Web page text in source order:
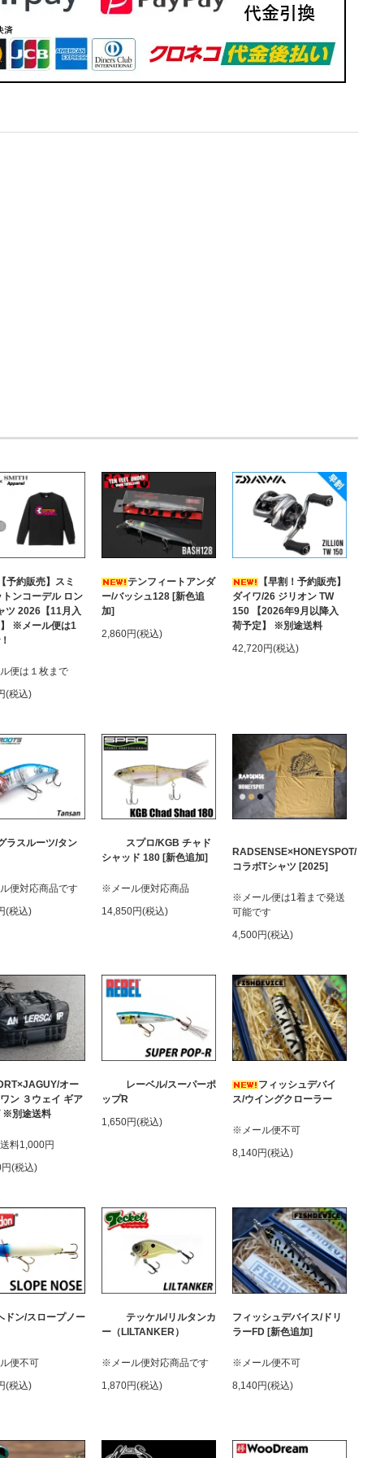
【予約販売】スミ
トンコーデル ロン
ツ 2026【11月入
※メール便は1
便は１枚まで
(税込)
テンフィートアンダ
ー/バッシュ128 [新色追
加]
2,860円(税込)
【早割！予約販売】
ダイワ/26 ジリオン TW
150 【2026年9月以降入
荷予定】 ※別途送料
42,720円(税込)
ラスルーツ/タン
便対応商品です
(税込)
スプロ/KGB チャド
シャッド 180 [新色追加]
※メール便対応商品
14,850円(税込)
RADSENSE×HONEYSPOT/
コラボTシャツ [2025]
※メール便は1着まで発送
可能です
4,500円(税込)
オー
ン ３ウェイ ギア
※別途送料
料1,000円
(税込)
レーベル/スーパーポ
ップR
1,650円(税込)
フィッシュデバイ
ス/ウイングクローラー
※メール便不可
8,140円(税込)
ドン/スロープノー
便不可
(税込)
テッケル/リルタンカ
ー（LILTANKER）
※メール便対応商品です
1,870円(税込)
フィッシュデバイス/ドリ
ラーFD [新色追加]
※メール便不可
8,140円(税込)